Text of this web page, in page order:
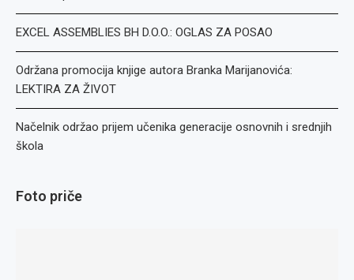
EXCEL ASSEMBLIES BH D.O.O.: OGLAS ZA POSAO
Održana promocija knjige autora Branka Marijanovića:
LEKTIRA ZA ŽIVOT
Načelnik održao prijem učenika generacije osnovnih i srednjih
škola
Foto priče